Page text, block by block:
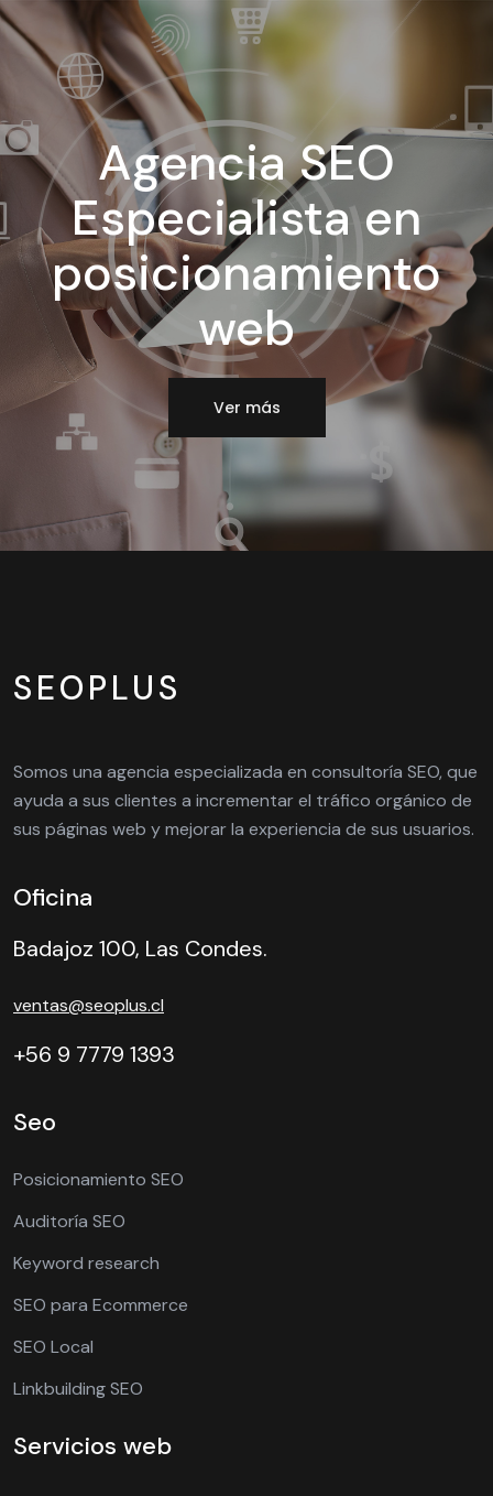
Agencia SEO
Especialista en
posicionamiento
web
Ver más
SEOPLUS
Somos una agencia especializada en consultoría SEO, que
ayuda a sus clientes a incrementar el tráfico orgánico de
sus páginas web y mejorar la experiencia de sus usuarios.
Oficina
Badajoz 100, Las Condes.
ventas@seoplus.cl
+56 9 7779 1393
Seo
Posicionamiento SEO
Auditoría SEO
Keyword research
SEO para Ecommerce
SEO Local
Linkbuilding SEO
Servicios web